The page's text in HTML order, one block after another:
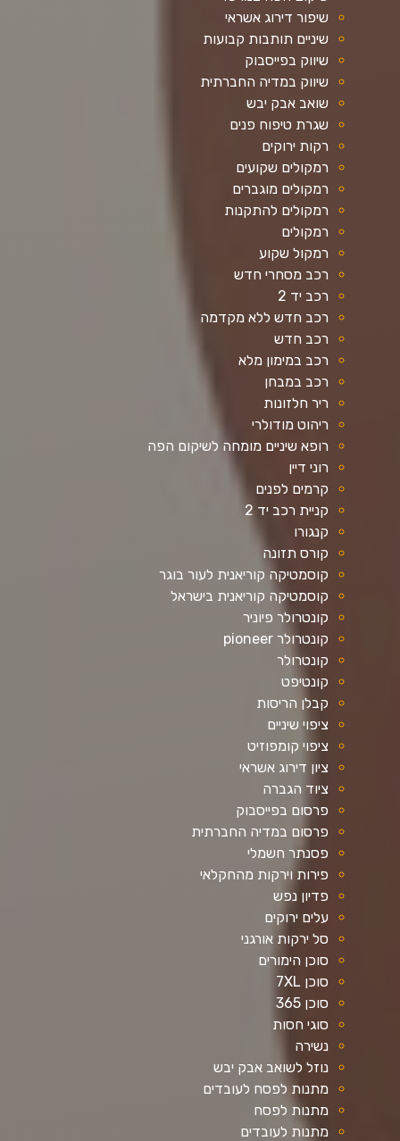
שיפור דירוג אשראי
שיניים תותבות קבועות
שיווק בפייסבוק
שיווק במדיה החברתית
שואב אבק יבש
שגרת טיפוח פנים
רקות ירוקים
רמקולים שקועים
רמקולים מוגברים
רמקולים להתקנות
רמקולים
רמקול שקוע
רכב מסחרי חדש
רכב יד 2
רכב חדש ללא מקדמה
רכב חדש
רכב במימון מלא
רכב במבחן
ריר חלזונות
ריהוט מודולרי
רופא שיניים מומחה לשיקום הפה
רוני דיין
קרמים לפנים
קניית רכב יד 2
קנגורו
קורס תזונה
קוסמטיקה קוריאנית לעור בוגר
קוסמטיקה קוריאנית בישראל
קונטרולר פיוניר
קונטרולר pioneer
קונטרולר
קונטיפט
קבלן הריסות
ציפוי שיניים
ציפוי קומפוזיט
ציון דירוג אשראי
ציוד הגברה
פרסום בפייסבוק
פרסום במדיה החברתית
פסנתר חשמלי
פירות וירקות מהחקלאי
פדיון נפש
עלים ירוקים
סל ירקות אורגני
סוכן הימורים
סוכן 7XL
סוכן 365
סוגי חסות
נשירה
נוזל לשואב אבק יבש
מתנות לפסח לעובדים
מתנות לפסח
מתנות לעובדים